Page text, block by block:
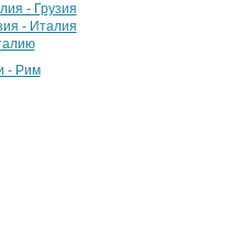
- Грузия
- Италия
- Рим